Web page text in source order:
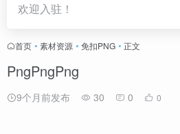
欢迎入驻！
首页 • 素材资源 • 免扣PNG • 正文
PngPngPng
9个月前发布 30 0 0